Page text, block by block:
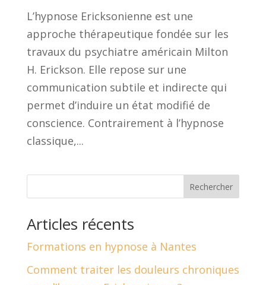
L’hypnose Ericksonienne est une
approche thérapeutique fondée sur les
travaux du psychiatre américain Milton
H. Erickson. Elle repose sur une
communication subtile et indirecte qui
permet d’induire un état modifié de
conscience. Contrairement à l’hypnose
classique,...
Rechercher
Articles récents
Formations en hypnose à Nantes
Comment traiter les douleurs chroniques